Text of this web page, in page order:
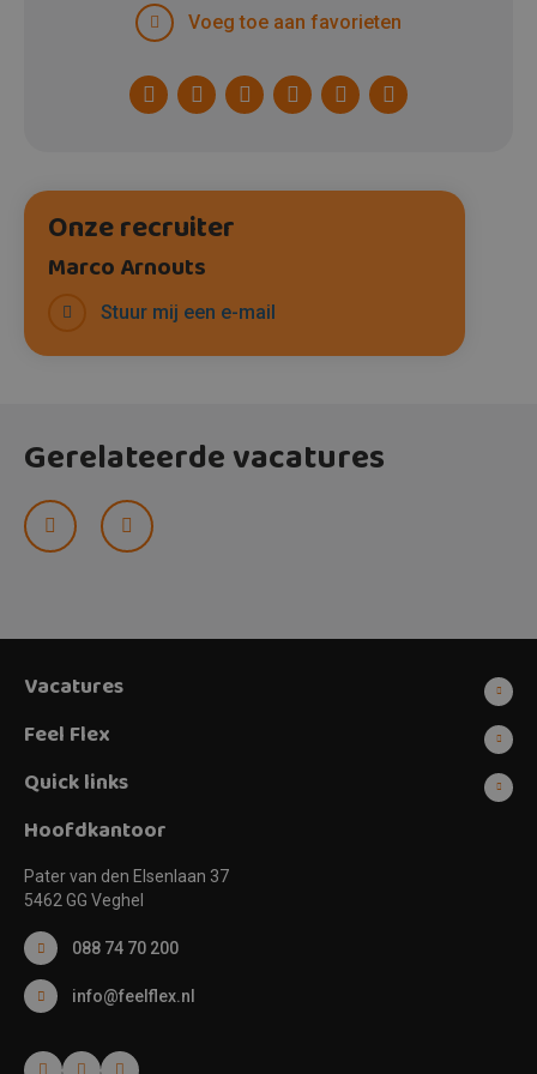
Facebook
TwitterLinkedInPinterestWhatsApp
Voeg toe aan favorieten
Onze recruiter
Marco Arnouts
Stuur mij een e-mail
Gerelateerde vacatures
Prev Next
Vacatures
Feel Flex
Quick links
Hoofdkantoor
Pater van den Elsenlaan 37
5462 GG Veghel
088 74 70 200
info@feelflex.nl